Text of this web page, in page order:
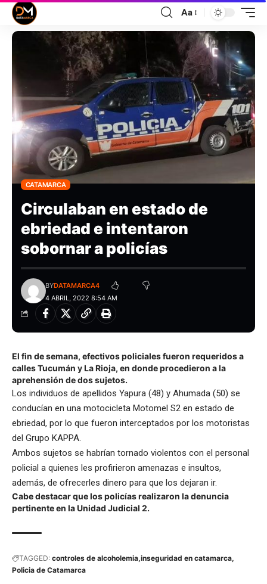
Aa
CATAMARCA
Circulaban en estado de
ebriedad e intentaron
sobornar a policías
4 ABRIL, 2022 8:54 AM
BYDATAMARCA4
El fin de semana, efectivos policiales fueron requeridos a
calles Tucumán y La Rioja, en donde procedieron a la
aprehensión de dos sujetos.
Los individuos de apellidos Yapura (48) y Ahumada (50) se
conducían en una motocicleta Motomel S2 en estado de
ebriedad, por lo que fueron interceptados por los motoristas
del Grupo KAPPA.
Ambos sujetos se habrían tornado violentos con el personal
policial a quienes les profirieron amenazas e insultos,
además, de ofrecerles dinero para que los dejaran ir.
Cabe destacar que los policías realizaron la denuncia
pertinente en la Unidad Judicial 2.
TAGGED: controles de alcoholemia inseguridad en catamarca
Policia de Catamarca